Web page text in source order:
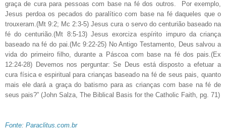
graça de cura para pessoas com base na fé dos outros. Por exemplo,
Jesus perdoa os pecados do paralítico com base na fé daqueles que o
trouxeram.(Mt 9:2; Mc 2:3-5) Jesus cura o servo do centurião baseado na
fé do centurião.(Mt 8:5-13) Jesus exorciza espírito impuro da criança
baseado na fé do pai.(Mc 9:22-25) No Antigo Testamento, Deus salvou a
vida do primeiro filho, durante a Páscoa com base na fé dos pais.(Ex
12:24-28) Devemos nos perguntar: Se Deus está disposto a efetuar a
cura física e espiritual para crianças baseado na fé de seus pais, quanto
mais ele dará a graça do batismo para as crianças com base na fé de
seus pais?” (John Salza, The Biblical Basis for the Catholic Faith, pg. 71)
Fonte: Paraclitus.com.br